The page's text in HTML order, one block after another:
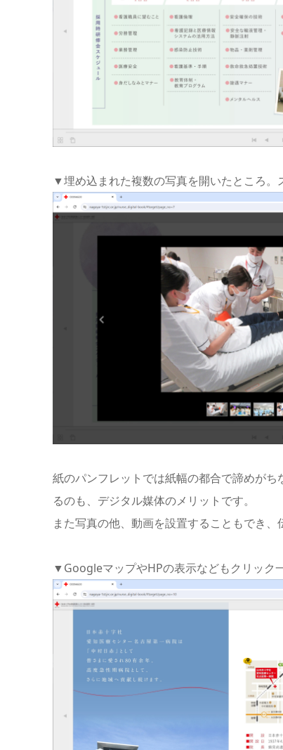
▼埋め込まれた複数の写真を開いたところ。
紙のパンフレットでは紙幅の都合で諦めが
るのも、デジタル媒体のメリットです。
また写真の他、動画を設置することもでき、
▼GoogleマップやHPの表示などもクリック